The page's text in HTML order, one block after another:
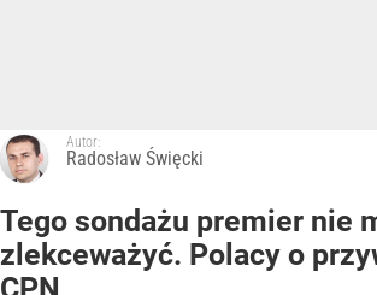
Autor:
Radosław Święcki
Tego sondażu premier nie
zlekceważyć. Polacy o